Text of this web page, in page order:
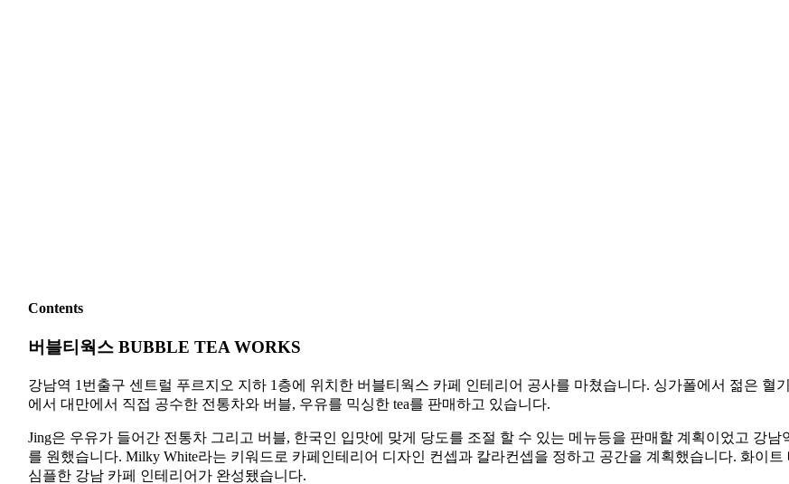
Contents
버블티웍스 BUBBLE TEA WORKS
강남역 1번출구 센트럴 푸르지오 지하 1층에 위치한 버블티웍스 카페 인테리어 공사를 마쳤습니다. 싱가폴에서 젊은 혈
에서 대만에서 직접 공수한 전통차와 버블, 우유를 믹싱한 tea를 판매하고 있습니다.
Jing은 우유가 들어간 전통차 그리고 버블, 한국인 입맛에 맞게 당도를 조절 할 수 있는 메뉴등을 판매할 계획이었고 강
를 원했습니다. Milky White라는 키워드로 카페인테리어 디자인 컨셉과 칼라컨셉을 정하고 공간을 계획했습니다. 화이
심플한 강남 카페 인테리어가 완성됐습니다.